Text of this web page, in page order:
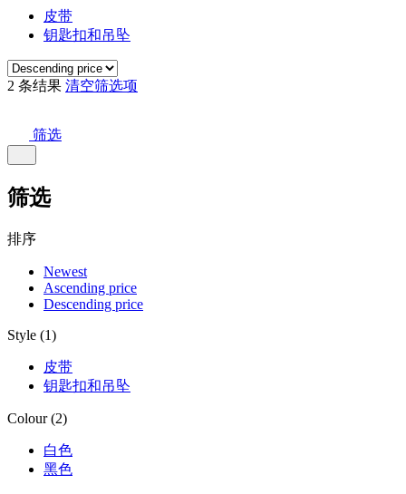
皮带
钥匙扣和吊坠
2 条结果 清空筛选项
筛选
筛选
排序
Newest
Ascending price
Descending price
Style (1)
皮带
钥匙扣和吊坠
Colour (2)
白色
黑色